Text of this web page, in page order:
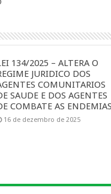
134/2025 – ALTERA O
JURIDICO DOS
COMUNITARIOS
SAUDE E DOS AGENTES
COMBATE AS ENDEMIAS
16 de dezembro de 2025